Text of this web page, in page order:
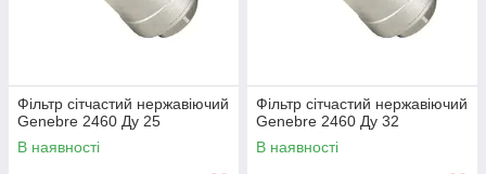
Фільтр сітчастий нержавіючий
Genebre 2460 Ду 25
В наявності
Фільтр сітчастий нержавіючий
Genebre 2460 Ду 32
В наявності